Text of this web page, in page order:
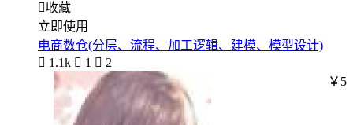
收藏
立即使用
电商数仓(分层、流程、加工逻辑、建模、模型设计)
 1.1k  1  2
￥5